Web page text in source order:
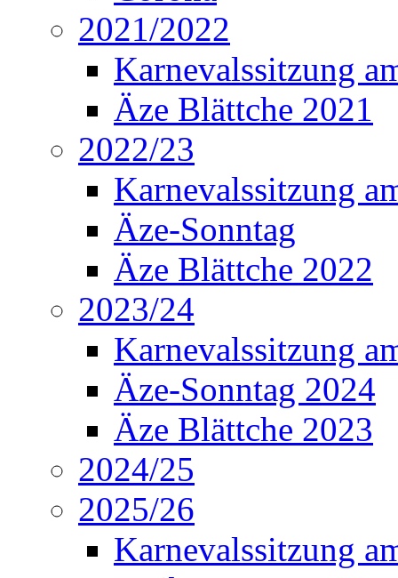
2021/2022
Karnevalssitzung
Äze Blättche 2021
2022/23
Karnevalssitzung
Äze-Sonntag
Äze Blättche 2022
2023/24
Karnevalssitzung
Äze-Sonntag 2024
Äze Blättche 2023
2024/25
2025/26
Karnevalssitzung